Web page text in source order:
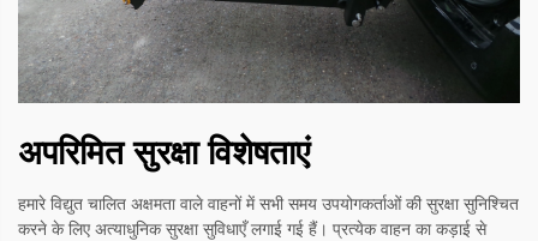
अपरिमित सुरक्षा विशेषताएं
हमारे विद्युत चालित अक्षमता वाले वाहनों में सभी समय उपयोगकर्ताओं की सुरक्षा सुनिश्चित
करने के लिए अत्याधुनिक सुरक्षा सुविधाएँ लगाई गई हैं। प्रत्येक वाहन का कड़ाई से